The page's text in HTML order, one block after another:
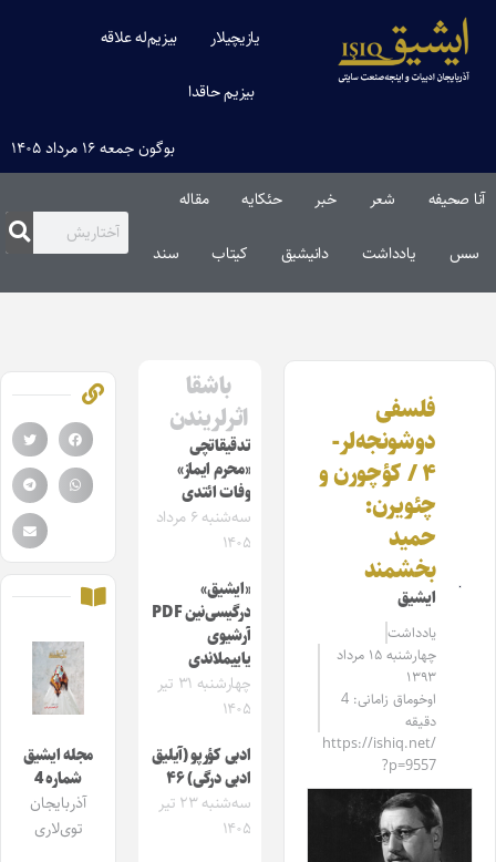
یازیچیلار بیزیم‌له علاقه
بیزیم حاقدا
بوگون جمعه ۱۶ مرداد ۱۴۰۵
آنا صحیفه شعر خبر حئکایه مقاله‌
سس یادداشت دانیشیق کیتاب سند
فلسفی
دوشونجه‌لر-
۴ / کؤچورن و
چئویرن:
حمید
بخشمند
ایشیق
یادداشت
چهارشنبه ۱۵ مرداد
۱۳۹۳
اوخوماق زامانی: 4
دقیقه
https://ishiq.net/
?p=9557
باشقا
اثرلریندن
تدقیقاتچی
«محرم ایماز»
وفات ائتدی
سه‌شنبه ۶ مرداد
۱۴۰۵
«ایشیق»
درگیسی‌نین PDF
آرشیوی
یاییملاندی
چهارشنبه ۳۱ تیر
۱۴۰۵
ادبی کؤرپو (آیلیق
ادبی درگی) ۴۶
سه‌شنبه ۲۳ تیر
۱۴۰۵
مجله ایشیق
شماره 4
آذربایجان
توی‌لاری